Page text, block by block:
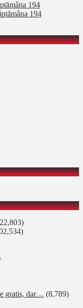
194
194
gratis, dar… (8,789)